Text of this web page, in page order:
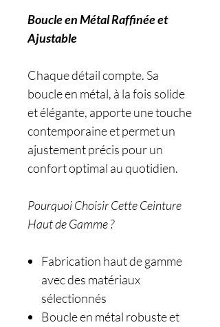
Boucle en Métal Raffinée et
Ajustable
Chaque détail compte. Sa
boucle en métal, à la fois solide
et élégante, apporte une touche
contemporaine et permet un
ajustement précis pour un
confort optimal au quotidien.
Pourquoi Choisir Cette Ceinture
Haut de Gamme ?
Fabrication haut de gamme
avec des matériaux
sélectionnés
Boucle en métal robuste et